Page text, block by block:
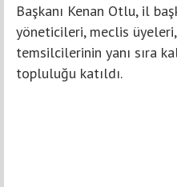
Başkanı Kenan Otlu, il
yöneticileri, meclis
temsilcilerinin yanı sıra
topluluğu katıldı.